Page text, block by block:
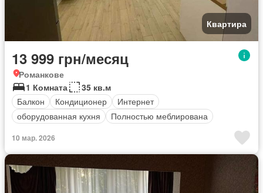
Квартира
13 999 грн/месяц
Романкове
1 Комната
35 кв.м
Балкон
Кондиционер
Интернет
оборудованная кухня
Полностью меблирована
10 мар. 2026